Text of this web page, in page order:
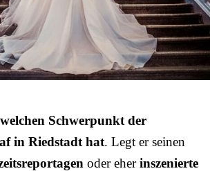
welchen Schwerpunkt der
in Riedstadt hat. Legt er seinen
oder eherinszenierte